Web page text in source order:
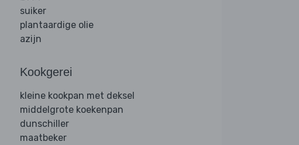
suiker
plantaardige olie
azijn
Kookgerei
kleine kookpan met deksel
middelgrote koekenpan
dunschiller
maatbeker